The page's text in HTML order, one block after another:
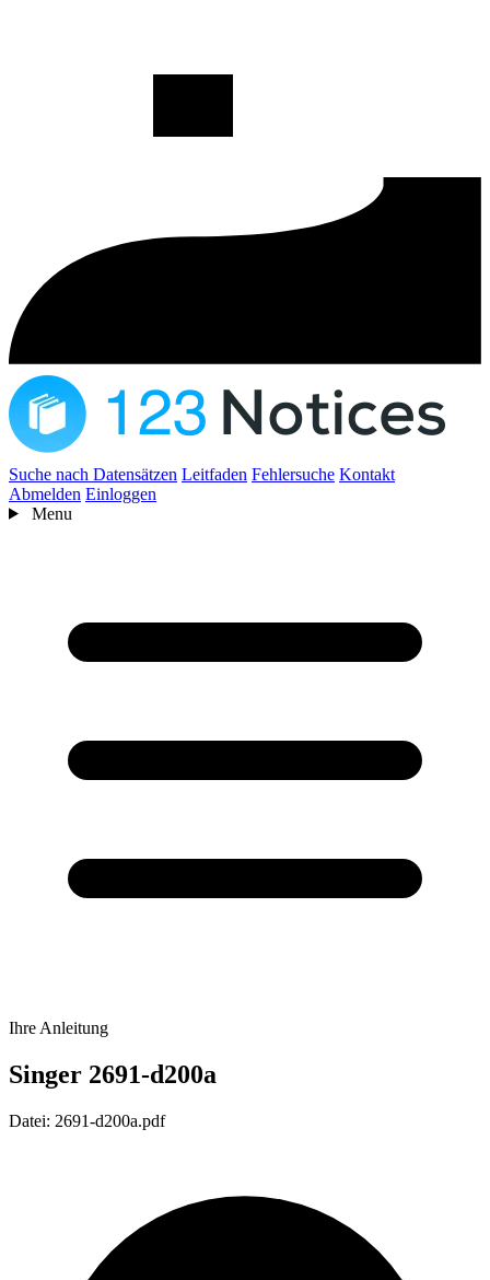
Suche nach Datensätzen Leitfaden Fehlersuche Kontakt
Abmelden Einloggen
Menu
Ihre Anleitung
Singer 2691-d200a
Datei: 2691-d200a.pdf